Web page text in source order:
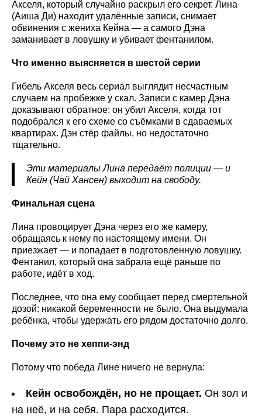
Акселя, который случайно раскрыл его секрет. Лина
(Аиша Ди) находит удалённые записи, снимает
обвинения с жениха Кейна — а самого Дэна
заманивает в ловушку и убивает фентанилом.
Что именно выясняется в шестой серии
Гибель Акселя весь сериал выглядит несчастным
случаем на пробежке у скал. Записи с камер Дэна
доказывают обратное: он убил Акселя, когда тот
подобрался к его схеме со съёмками в сдаваемых
квартирах. Дэн стёр файлы, но недостаточно
тщательно.
Эти материалы Лина передаёт полиции — и
Кейн (Чай Хансен) выходит на свободу.
Финальная сцена
Лина провоцирует Дэна через его же камеру,
обращаясь к нему по настоящему имени. Он
приезжает — и попадает в подготовленную ловушку.
Фентанил, который она забрала ещё раньше по
работе, идёт в ход.
Последнее, что она ему сообщает перед смертельной
дозой: никакой беременности не было. Она выдумала
ребёнка, чтобы удержать его рядом достаточно долго.
Почему это не хеппи-энд
Потому что победа Лине ничего не вернула:
Кейн освобождён, но не прощает. Он зол и
на неё, и на себя. Пара расходится.